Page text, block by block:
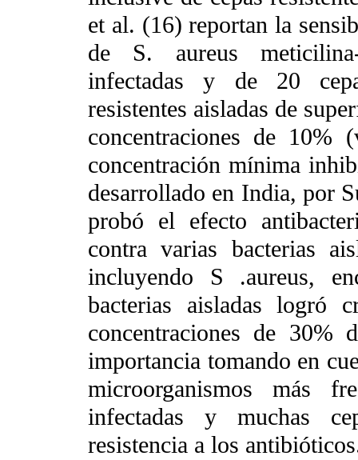
et al. (16) reportan la
de S. aureus
infectadas y de 20
resistentes aisladas de
concentraciones de
concentración mínima
desarrollado en India, por
probó el efecto
contra varias bacterias
incluyendo S .aureus,
bacterias aisladas logró
concentraciones de 30%
importancia tomando en
microorganismos más
infectadas y muchas
resistencia a los